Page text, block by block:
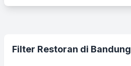
Filter Restoran di Bandung